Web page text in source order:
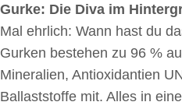
Gurke: Die Diva im
Mal ehrlich: Wann hast du
Gurken bestehen zu 96 %
Mineralien, Antioxidantien
Ballaststoffe mit. Alles in